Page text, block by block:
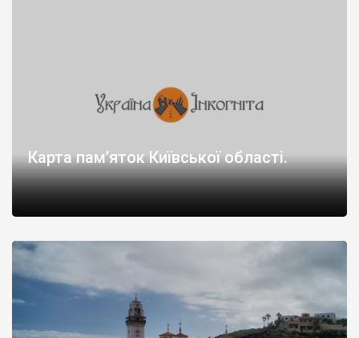
Карта пам’яток Київської області.